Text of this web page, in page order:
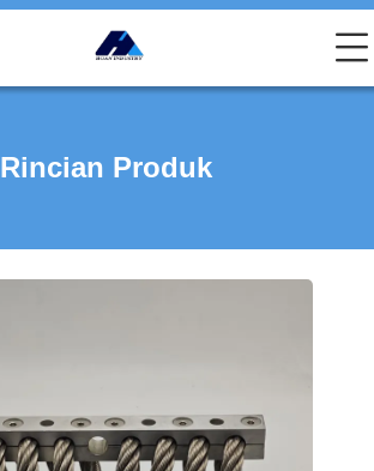
Rincian Produk